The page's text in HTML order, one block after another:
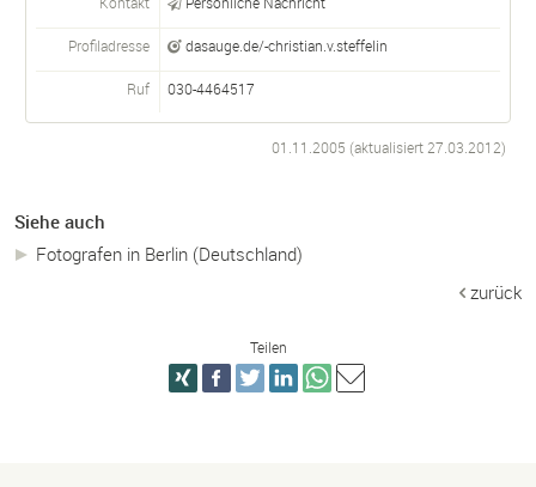
Profiladresse dasauge.de/-christian.v.steffelin
Ruf 030-4464517
01.11.2005 (aktualisiert 27.03.2012)
Siehe auch
Fotografen in Berlin (Deutschland)
zurück
Teilen